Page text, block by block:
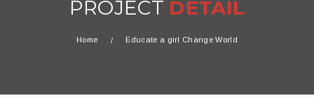
PROJECT DETAIL
Home Educate a girl Change World